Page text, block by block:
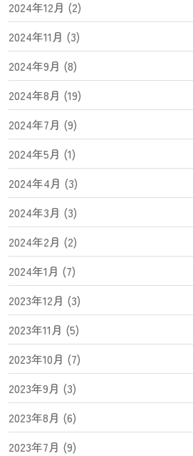
2024年12月 (2)
2024年11月 (3)
2024年9月 (8)
2024年8月 (19)
2024年7月 (9)
2024年5月 (1)
2024年4月 (3)
2024年3月 (3)
2024年2月 (2)
2024年1月 (7)
2023年12月 (3)
2023年11月 (5)
2023年10月 (7)
2023年9月 (3)
2023年8月 (6)
2023年7月 (9)